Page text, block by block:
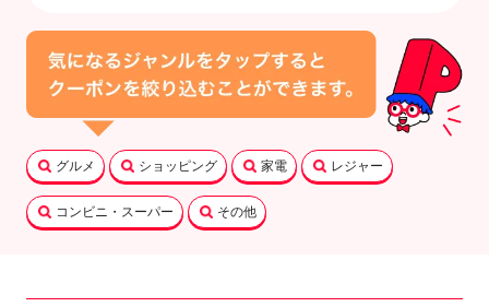
グルメ ショッピング 家電 レジャー
コンビニ・スーパー その他